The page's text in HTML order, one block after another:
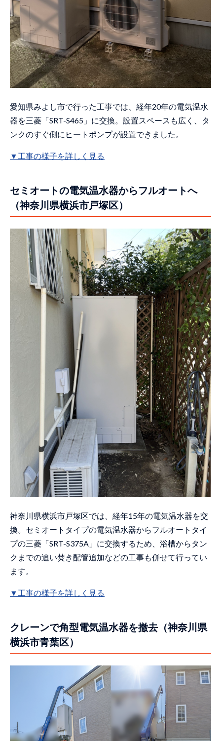
潟県上越市）
セミオートの電気温水器をフルオートEQ
に交換（宮城県仙台市泉区）
補助金を利用して水漏れしたタンクを交
換（宮城県名取市）
セミオートの電気温水器をフルオートEQ
に（福岡県小郡市）
足場を作成して狭小スペースに設置され
たタンクを交換（和歌山県海南市）
経年20年の電気温水器を撤去（和歌山県
宅内を通ってマンションベランダのタン
ロ東船橋」）
セミオートの電気温水器からフルオート
のEQに交換（愛知県名古屋市緑区）
震災で倒壊したタンクを交換（石川県輪
島市）
セミオートタイプのEQに交換（福井県坂
井市）
宅内を通ってタンクを搬出入（奈良県香
芝市）
二世帯住宅で2台同時交換＆ウルブロZも
設置（広島県庄原市）
足場を作成して他店で施工NGの現場に対
応（奈良県大和郡山市）
納屋に設置された電気温水器をEQに交換
（宮崎県延岡市）
宅内を通ってベランダに設置の電気温水
器を交換（静岡県掛川市「南エクセルシ
オール掛川」）
基礎を新設して傾いたタンクを交換（広
島県三次市）
経年20年以上の電気温水器を給湯専用EQ
に交換（広島県福山市）
経年15年の電気温水器をEQに交換（香川
県高松市）
突然故障した経年20年の電気温水器を当
日交換（広島県東広島市）
裏口の門扉を外して搬入経路を確保（栃
木県足利市）
経年18年以上の電気温水器をEQに交換
お客様からのご紹介でEQに交換（奈良県
奈良市）
【動画あり】隣家の敷地に足場を設置し
てタンクを搬出入（大阪府泉南郡田尻
経年約20年の電気温水器を交換＆リモコ
ン新設も（愛知県知立市）
経年18年の電気温水器をセミオートEQに
交換（福岡県朝倉市）
愛知県みよし市で行った工事では、経年20年の電気温水
器を三菱「SRT-S465」に交換。設置スペースも広く、タ
ンクのすぐ側にヒートポンプが設置できました。
▼工事の様子を詳しく見る
セミオートの電気温水器からフルオートへ
（神奈川県横浜市戸塚区）
神奈川県横浜市戸塚区では、経年15年の電気温水器を交
換。セミオートタイプの電気温水器からフルオートタイ
プの三菱「SRT-S375A」に交換するため、浴槽からタン
クまでの追い焚き配管追加などの工事も併せて行ってい
ます。
▼工事の様子を詳しく見る
クレーンで角型電気温水器を撤去（神奈川県
横浜市青葉区）